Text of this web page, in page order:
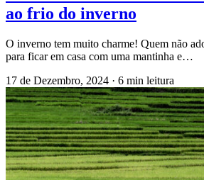
ao frio do inverno
O inverno tem muito charme! Quem não
para ficar em casa com uma mantinha e…
17 de Dezembro, 2024 · 6 min leitura